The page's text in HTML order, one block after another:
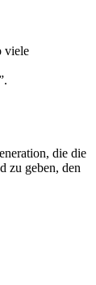
viele
die die
zu geben, den